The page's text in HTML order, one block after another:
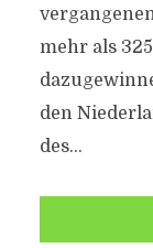
mehr als
den
des...